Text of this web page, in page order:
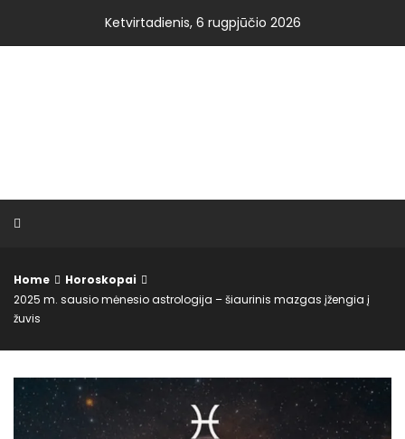
content
Ketvirtadienis, 6 rugpjūčio 2026
Home
Horoskopai
2025 m. sausio mėnesio astrologija – šiaurinis mazgas įžengia į
žuvis